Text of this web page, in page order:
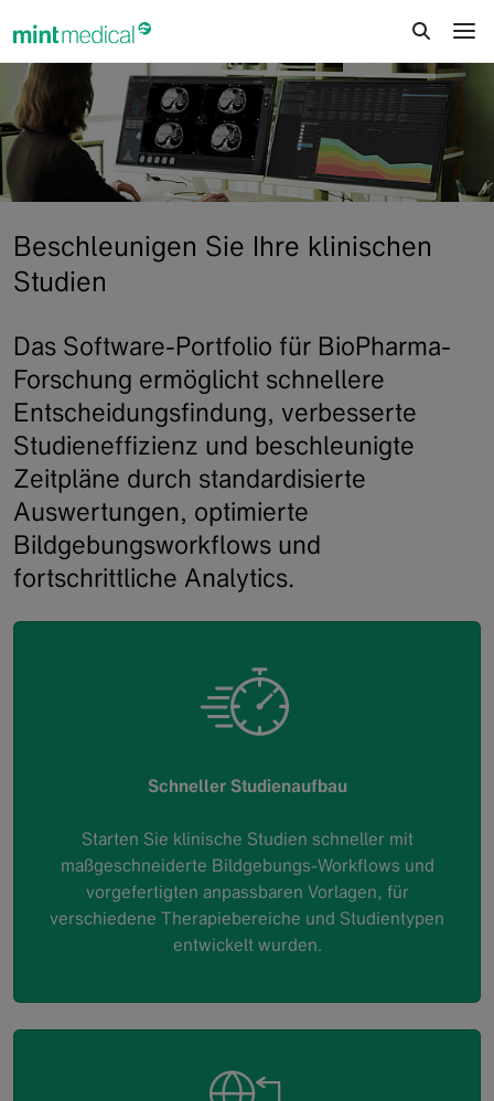
Beschleunigen Sie Ihre klinischen
Studien
Das Software-Portfolio für BioPharma-
Forschung ermöglicht schnellere
Entscheidungsfindung, verbesserte
Studieneffizienz und beschleunigte
Zeitpläne durch standardisierte
Auswertungen, optimierte
Bildgebungsworkflows und
fortschrittliche Analytics.
Schneller Studienaufbau
Starten Sie klinische Studien schneller mit
maßgeschneiderte Bildgebungs-Workflows und
vorgefertigten anpassbaren Vorlagen, für
verschiedene Therapiebereiche und Studientypen
entwickelt wurden.